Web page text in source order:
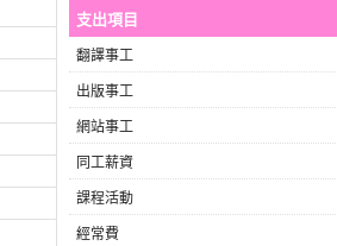
支出項目
翻譯事工
出版事工
網站事工
同工薪資
課程活動
經常費